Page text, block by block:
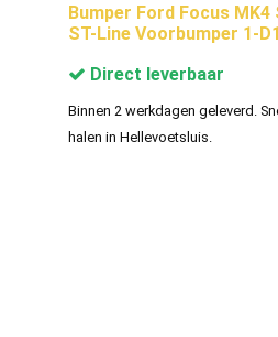
Bumper Ford Focus MK4
ST-Line Voorbumper 1-
Direct leverbaar
Binnen 2 werkdagen geleverd.
halen in Hellevoetsluis.